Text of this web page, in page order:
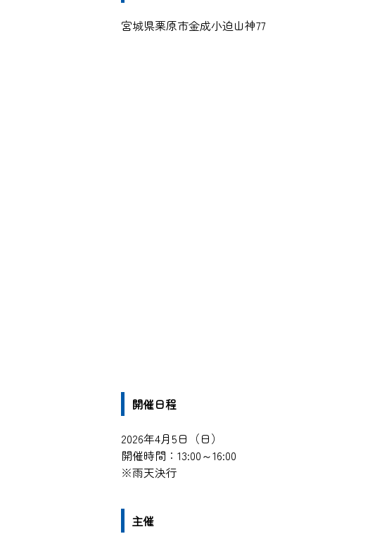
宮城県栗原市金成小迫山神77
開催日程
2026年4月5日（日）
開催時間：13:00～16:00
※雨天決行
主催